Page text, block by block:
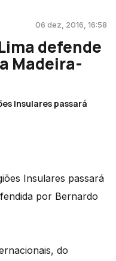
06 dez, 2016, 16:58
defende
Madeira-
Insulares passará
Insulares passará
por Bernardo
do